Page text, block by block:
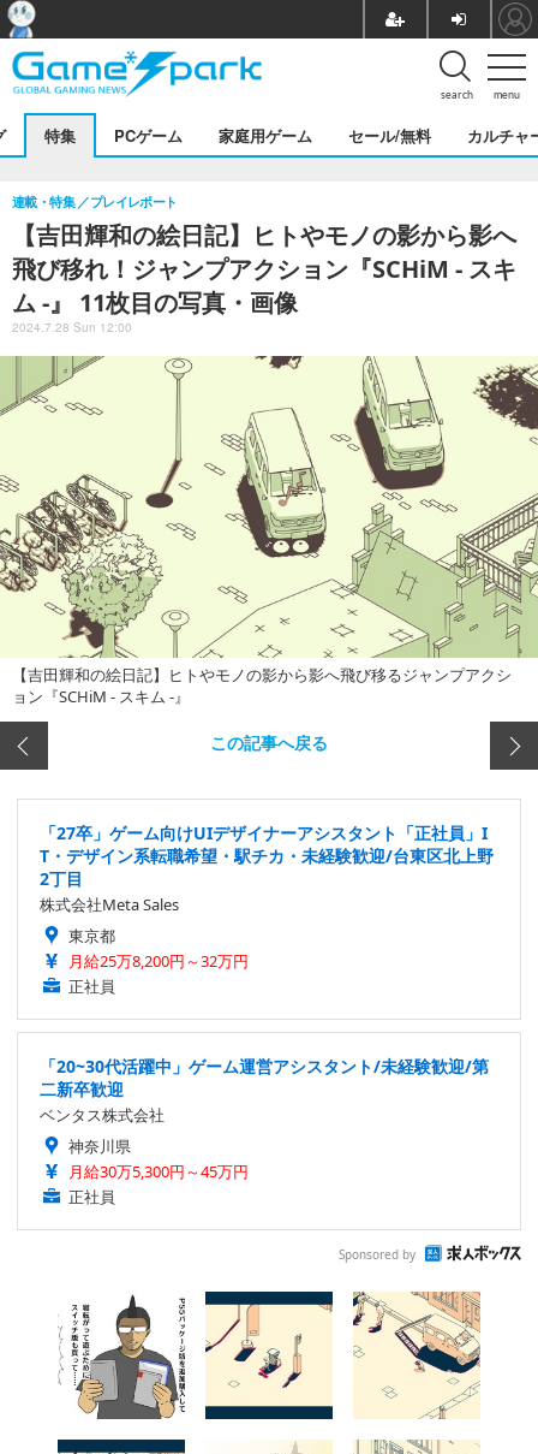
menu
search
特集 PCゲーム 家庭用ゲーム セール/無料 カルチャ
【吉田輝和の絵日記】ヒトやモノの影から影へ
飛び移れ！ジャンプアクション『SCHiM - スキ
ム -』 11枚目の写真・画像
連載・特集 プレイレポート
2024.7.28 Sun 12:00
【吉田輝和の絵日記】ヒトやモノの影から影へ飛び移るジャンプアクシ
ョン『SCHiM - スキム -』
この記事へ戻る
「27卒」ゲーム向けUIデザイナーアシスタント「正社員」I
T・デザイン系転職希望・駅チカ・未経験歓迎/台東区北上野
2丁目
株式会社Meta Sales
東京都
月給25万8,200円～32万円
正社員
「20~30代活躍中」ゲーム運営アシスタント/未経験歓迎/第
二新卒歓迎
ベンタス株式会社
神奈川県
月給30万5,300円～45万円
正社員
Sponsored by